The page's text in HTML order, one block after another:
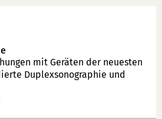
mit Geräten der neuesten
Duplex­sonographie und